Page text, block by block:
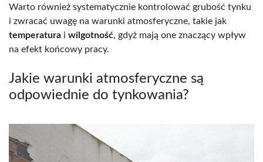
Warto również systematycznie kontrolować grubość tynku
i zwracać uwagę na warunki atmosferyczne, takie jak
temperatura i wilgotność, gdyż mają one znaczący wpływ
na efekt końcowy pracy.
Jakie warunki atmosferyczne są
odpowiednie do tynkowania?